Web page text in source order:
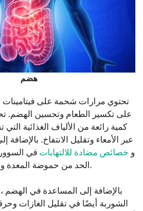
هضم
تحتوي مرارات شحمة على
على تكسير الطعام وتحسين الهضم.
كمية رائعة من الألياف الغذائية
عبر الأمعاء وتقليل الانتفاخ.
و خصائص مضادة للالتهابات في
الحد من حموضة المعدة وتخفيف تقلصات البطن.
بالإضافة إلى المساعدة في الهضم
الشوربة أيضًا في تقليل الغازات